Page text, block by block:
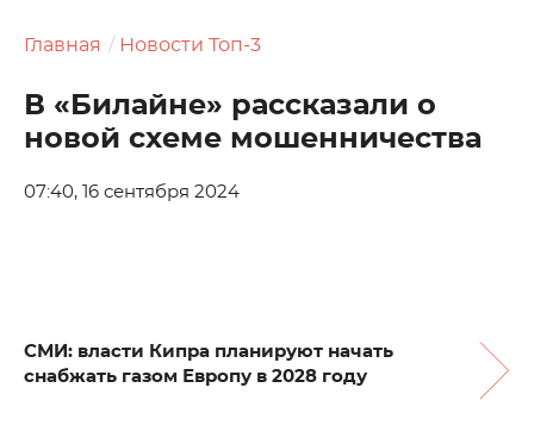
Главная Новости Топ-3
В «Билайне» рассказали о
новой схеме мошенничества
07:40, 16 сентября 2024
СМИ: власти Кипра планируют начать
снабжать газом Европу в 2028 году